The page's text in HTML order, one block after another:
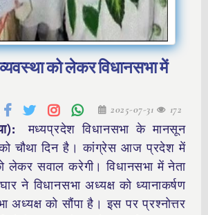
को लेकर विधानसभा में
2025-07-31 172
मध्यप्रदेश विधानसभा के मानसून
चौथा दिन है। कांग्रेस आज प्रदेश में
लेकर सवाल करेगी। विधानसभा में नेता
ने विधानसभा अध्यक्ष को ध्यानाकर्षण
अध्यक्ष को सौंपा है। इस पर प्रश्नोत्तर